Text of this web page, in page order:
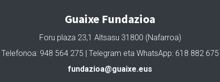
Guaixe Fundazioa
Foru plaza 23,1 Altsasu 31800 (Nafarroa)
Telefonoa: 948 564 275 | Telegram eta WhatsApp: 618 882 675
fundazioa@guaixe.eus